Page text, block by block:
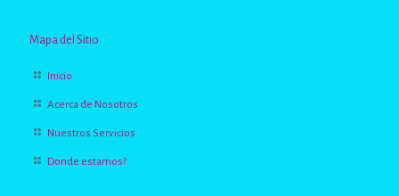
Mapa del Sitio
Inicio
Acerca de Nosotros
Nuestros Servicios
Donde estamos?